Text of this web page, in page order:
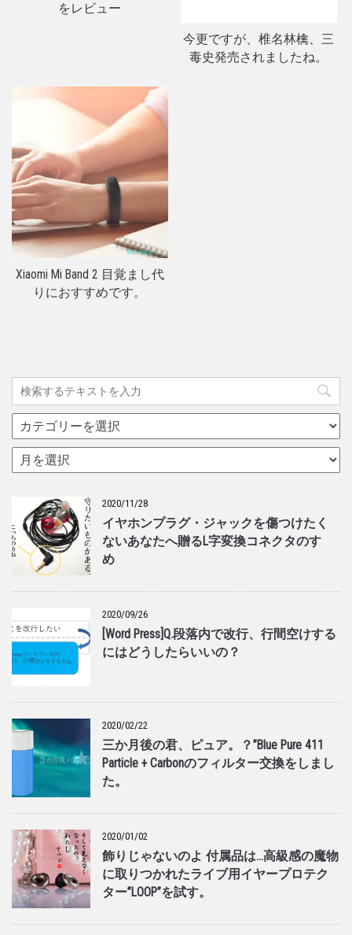
をレビュー
今更ですが、椎名林檎、三
毒史発売されましたね。
Xiaomi Mi Band 2 目覚まし代
りにおすすめです。
テ
ゴ
リ
ア
ー
ブ
2020/11/28
イヤホンプラグ・ジャックを傷つけたく
ないあなたへ贈るL字変換コネクタのすゝ
め
2020/09/26
[Word Press]Q.段落内で改行、行間空けする
にはどうしたらいいの？
2020/02/22
三か月後の君、ピュア。？”Blue Pure 411
Particle + Carbonのフィルター交換をしまし
た。
2020/01/02
飾りじゃないのよ 付属品は…高級感の魔物
に取りつかれたライブ用イヤープロテク
ター”LOOP”を試す。